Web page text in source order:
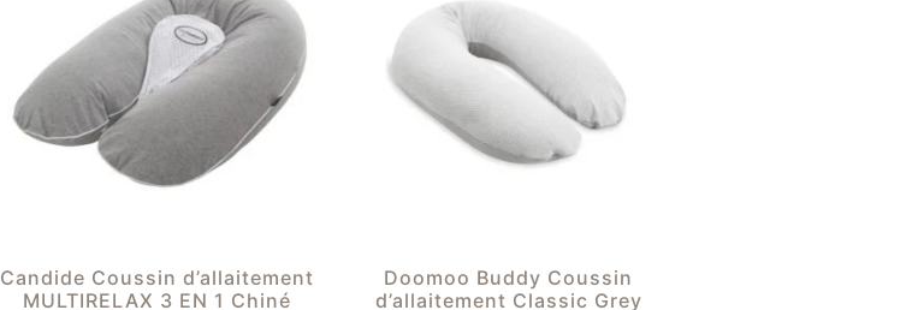
Candide Coussin d’allaitement
MULTIRELAX 3 EN 1 Chiné
Doomoo Buddy Coussin
d’allaitement Classic Grey